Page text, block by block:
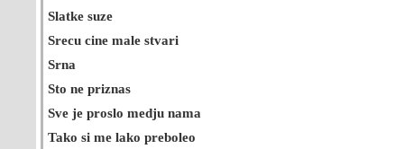
Slatke suze
Srecu cine male stvari
Srna
Sto ne priznas
Sve je proslo medju nama
Tako si me lako preboleo